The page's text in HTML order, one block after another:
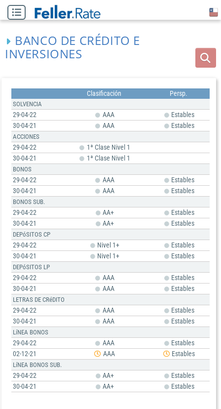
BANCO DE CRÉDITO E
INVERSIONES
Clasificación Persp.
SOLVENCIA
29-04-22 AAA
Estables
30-04-21
AAA Estables
ACCIONES
29-04-22
1ª Clase Nivel 1
30-04-21
1ª Clase Nivel 1
BONOS
29-04-22 AAA
Estables
30-04-21
AAA Estables
BONOS SUB.
29-04-22 AA+
Estables
30-04-21
AA+ Estables
DEPóSITOS CP
29-04-22 Nivel 1+
Estables
30-04-21
Nivel 1+ Estables
DEPóSITOS LP
29-04-22 AAA
Estables
30-04-21
AAA Estables
LETRAS DE CRéDITO
29-04-22 AAA
Estables
30-04-21
AAA Estables
LíNEA BONOS
29-04-22 AAA
Estables
02-12-21
AAA Estables
LíNEA BONOS SUB.
29-04-22 AA+
Estables
30-04-21
AA+ Estables